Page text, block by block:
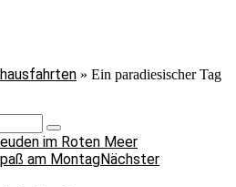
» Ein paradiesischer Tag
im Roten Meer
am MontagNächster